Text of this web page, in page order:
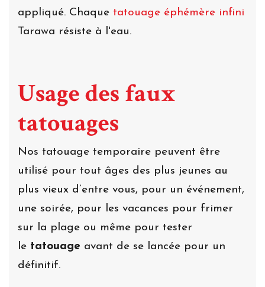
appliqué. Chaque tatouage éphémère infini
Tarawa résiste à l'eau.
Usage des faux
tatouages
Nos tatouage temporaire peuvent être
utilisé pour tout âges des plus jeunes au
plus vieux d’entre vous, pour un événement,
une soirée, pour les vacances pour frimer
sur la plage ou même pour tester
le tatouage avant de se lancée pour un
définitif.